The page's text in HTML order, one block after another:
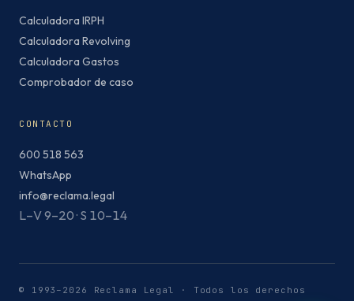
Calculadora IRPH
Calculadora Revolving
Calculadora Gastos
Comprobador de caso
CONTACTO
600 518 563
WhatsApp
info@reclama.legal
L–V 9–20 · S 10–14
© 1993–2026 Reclama Legal · Todos los derechos